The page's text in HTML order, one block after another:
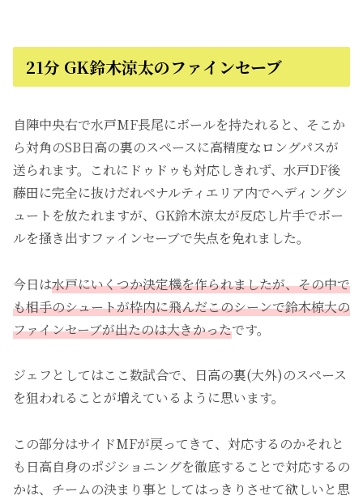
21分 GK鈴木涼太のファインセーブ
自陣中央右で水戸MF長尾にボールを持たれると、そこか
ら対角のSB日高の裏のスペースに高精度なロングパスが
送られます。これにドゥドゥも対応しきれず、水戸DF後
藤田に完全に抜けだれペナルティエリア内でヘディングシ
ュートを放たれますが、GK鈴木涼太が反応し片手でボー
ルを掻き出すファインセーブで失点を免れました。
今日は水戸にいくつか決定機を作られましたが、その中で
も相手のシュートが枠内に飛んだこのシーンで鈴木椋大の
ファインセーブが出たのは大きかったです。
ジェフとしてはここ数試合で、日高の裏(大外)のスペース
を狙われることが増えているように思います。
この部分はサイドMFが戻ってきて、対応するのかそれと
も日高自身のポジショニングを徹底することで対応するの
かは、チームの決まり事としてはっきりさせて欲しいと思